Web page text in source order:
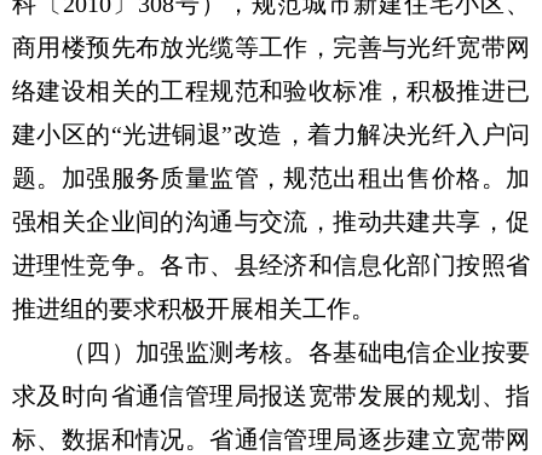
商用楼预先布放光缆等工作，完善与光纤宽带网
络建设相关的工程规范和验收标准，积极推进已
建小区的“光进铜退”改造，着力解决光纤入户问
题。加强服务质量监管，规范出租出售价格。加
强相关企业间的沟通与交流，推动共建共享，促
进理性竞争。各市、县经济和信息化部门按照省
推进组的要求积极开展相关工作。
（四）加强监测考核。各基础电信企业按要
求及时向省通信管理局报送宽带发展的规划、指
标、数据和情况。省通信管理局逐步建立宽带网